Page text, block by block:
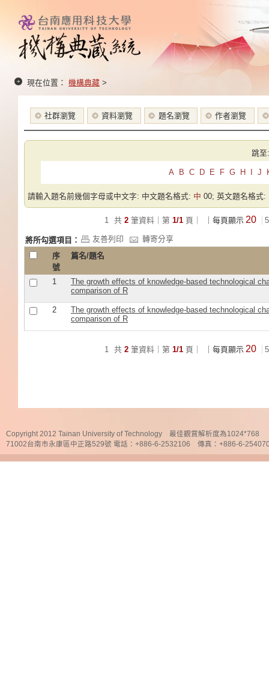
現在位置： 機構典藏 >
社群瀏覽 資料瀏覽 題名瀏覽 作者瀏覽
跳至:
A B C D E F G H J
請輸入題名前幾個字母或中文字: 中文題名格式: 中 00; 英文題名格式:
1 共 2 筆資料｜第 1/1 頁｜ ｜每頁顯示 20
將所勾選項目： 友善列印
轉寄分享
序
號
篇名/題名
1
The growth effects of knowledge-based technological
comparison of R
2
The growth effects of knowledge-based technological
comparison of R
1 共 2 筆資料｜第 1/1 頁｜ ｜每頁顯示 20
Copyright 2012 Tainan University of Technology 最佳觀賞解析度為1024*768
71002台南市永康區中正路529號 電話：+886-6-2532106 傳真：+886-6-